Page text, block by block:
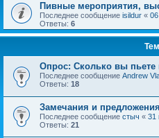
Пивные мероприятия,
Последнее сообщение isildur «
Ответы: 6
Опрос: Сколько вы пьете
Последнее сообщение Andrew
Ответы: 18
Замечания и
Последнее сообщение стыч « 31
Ответы: 21